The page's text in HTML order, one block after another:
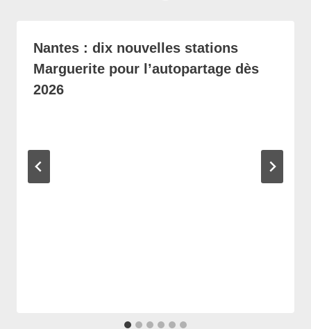
Nantes : dix nouvelles stations
Marguerite pour l’autopartage dès
2026